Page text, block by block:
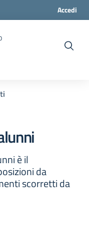
Accedi
è il
da
scorretti da